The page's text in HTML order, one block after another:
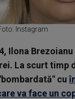
Instagram
Ilona
La scurt timp
cu
va face un